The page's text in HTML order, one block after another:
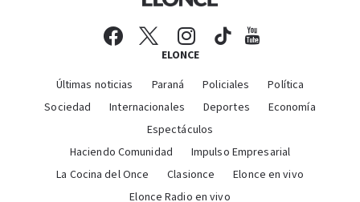
ELONCE
Últimas noticias Paraná Policiales
Política
Sociedad
Internacionales Deportes
Economía
Espectáculos
Haciendo Comunidad
Impulso Empresarial
La Cocina del Once
Clasionce
Elonce en vivo
Elonce Radio en vivo